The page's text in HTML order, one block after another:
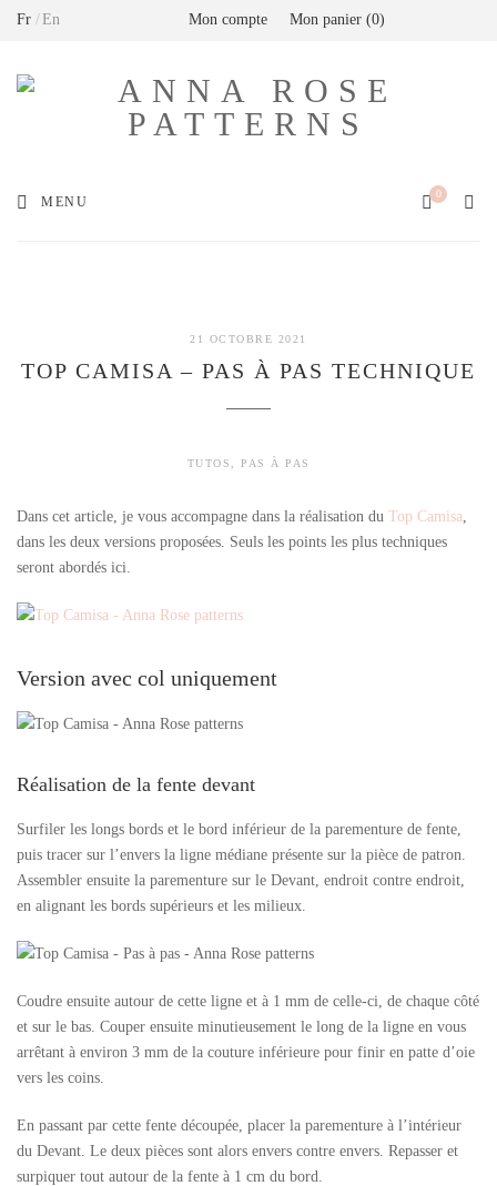
Fr En Mon compte Mon panier 0
MENU
0
21 OCTOBRE 2021
TOP CAMISA – PAS À PAS TECHNIQUE
TUTOS PAS À PAS
Dans cet article, je vous accompagne dans la réalisation du Top Camisa
dans les deux versions proposées. Seuls les points les plus techniques
seront abordés ici.
Version avec col uniquement
Réalisation de la fente devant
Surfiler les longs bords et le bord inférieur de la parementure de fente,
puis tracer sur l’envers la ligne médiane présente sur la pièce de patron.
Assembler ensuite la parementure sur le Devant, endroit contre endroit,
en alignant les bords supérieurs et les milieux.
Coudre ensuite autour de cette ligne et à 1 mm de celle-ci, de chaque côté
et sur le bas. Couper ensuite minutieusement le long de la ligne en vous
arrêtant à environ 3 mm de la couture inférieure pour finir en patte d’oie
vers les coins.
En passant par cette fente découpée, placer la parementure à l’intérieur
du Devant. Le deux pièces sont alors envers contre envers. Repasser et
surpiquer tout autour de la fente à 1 cm du bord.
Livraison offerte en France métropolitaine dès
Relay)